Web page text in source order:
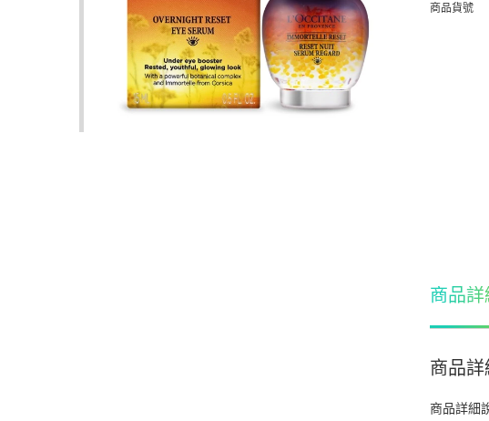
商品貨號
商品詳
商品詳
商品詳細